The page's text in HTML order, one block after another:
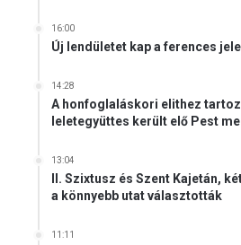
16:00
Új lendületet kap a ferences
14:28
A honfoglaláskori elithez
leletegyüttes került elő Pest
13:04
II. Szixtusz és Szent Kajetán,
a könnyebb utat választották
11:11